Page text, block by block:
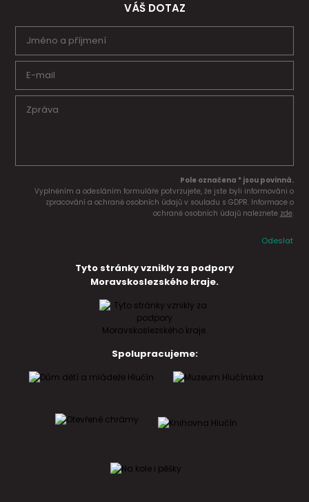
VÁŠ DOTAZ
Pole označena * jsou povinná.
Vyplněním a odesláním formuláře potvrzujete, že jste byli informováni o
zpracování a ochraně osobních údajů v souladu s GDPR. Informace o
ochraně osobních údajů naleznete zde.
Odeslat
Tyto stránky vznikly za podpory
Moravskoslezského kraje.
Spolupracujeme: